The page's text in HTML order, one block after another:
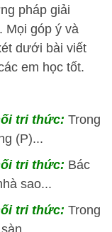
pháp giải
Mọi góp ý và
dưới bài viết
em học tốt.
tri thức: Trong
(P)...
tri thức: Bác
sao...
tri thức: Trong